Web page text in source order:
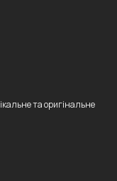
та оригінальне